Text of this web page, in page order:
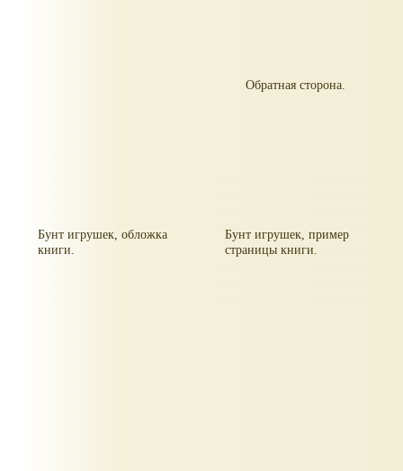
Обратная сторона.
Бунт игрушек, обложка
книги.
Бунт игрушек, пример
страницы книги.